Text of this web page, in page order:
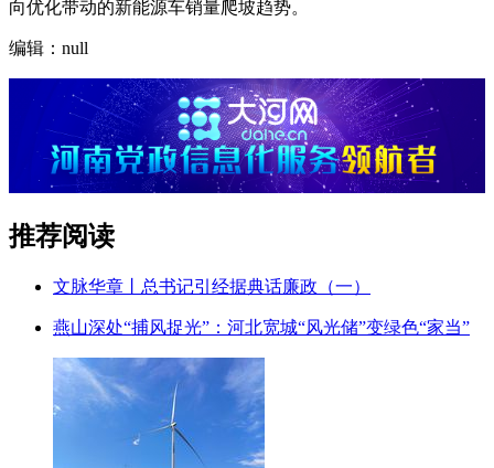
向优化带动的新能源车销量爬坡趋势。
编辑：null
推荐阅读
文脉华章丨总书记引经据典话廉政（一）
燕山深处“捕风捉光”：河北宽城“风光储”变绿色“家当”